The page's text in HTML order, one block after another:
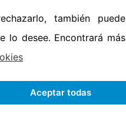
también puede
lo desee. Encontrará más
Aceptar todas